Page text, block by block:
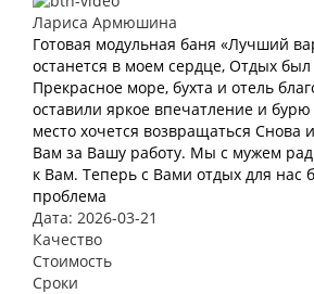
Лариса Армюшина
Готовая модульная баня «Лучший
останется в моем сердце, Отдых
Прекрасное море, бухта и отель
оставили яркое впечатление и
место хочется возвращаться Снова
Вам за Вашу работу. Мы с мужем
к Вам. Теперь с Вами отдых для нас
проблема
Дата: 2026-03-21
Качество
Стоимость
Сроки